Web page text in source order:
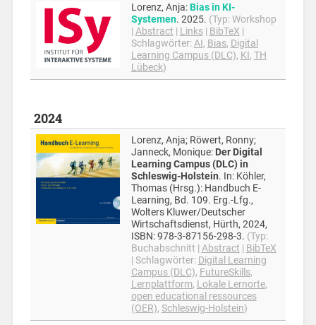
Lorenz, Anja:Bias in KI-
Systemen. 2025. (Typ:Workshop
| Abstract | Links| BibTeX |
Schlagwörter:AI, Bias, Digital
Learning Campus (DLC), KI, TH
Lübeck)
2024
Lorenz, Anja; Röwert, Ronny;
Janneck, Monique: Der Digital
Learning Campus (DLC) in
Schleswig-Holstein. In: Köhler,
Thomas (Hrsg.): Handbuch E-
Learning, Bd. 109. Erg.-Lfg.,
Wolters Kluwer/Deutscher
Wirtschaftsdienst, Hürth, 2024,
ISBN: 978-3-87156-298-3. (Typ:
Buchabschnitt | Abstract | BibTeX
| Schlagwörter: Digital Learning
Campus (DLC), FutureSkills,
Lernplattform, Lokale Lernorte,
open educational ressources
(OER), Schleswig-Holstein)